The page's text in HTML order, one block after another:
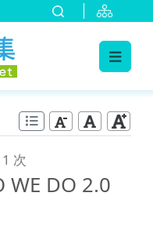
次
WE DO 2.0